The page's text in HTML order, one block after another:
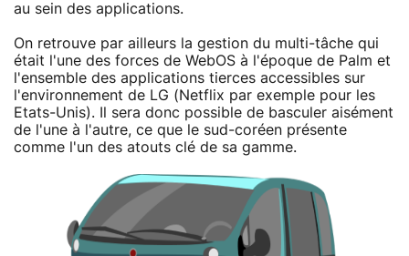
au sein des applications.
On retrouve par ailleurs la gestion du multi-tâche qui
était l'une des forces de WebOS à l'époque de Palm et
l'ensemble des applications tierces accessibles sur
l'environnement de LG (Netflix par exemple pour les
Etats-Unis). Il sera donc possible de basculer aisément
de l'une à l'autre, ce que le sud-coréen présente
comme l'un des atouts clé de sa gamme.